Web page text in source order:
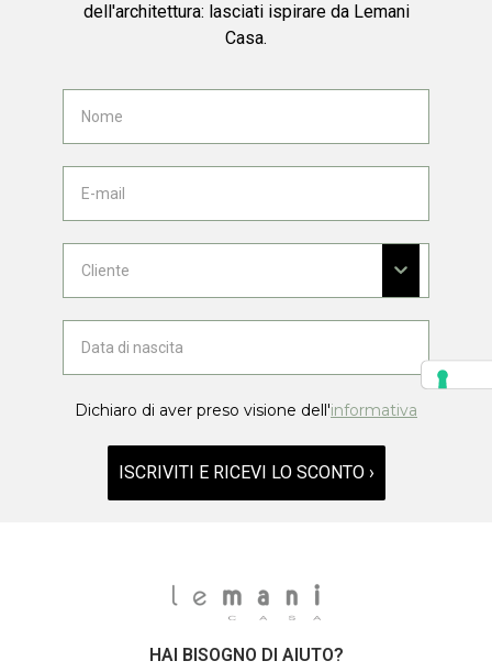
dell'architettura: lasciati ispirare da Lemani
Casa.
Dichiaro di aver preso visione dell'informativa
ISCRIVITI E RICEVI LO SCONTO ›
HAI BISOGNO DI AIUTO?